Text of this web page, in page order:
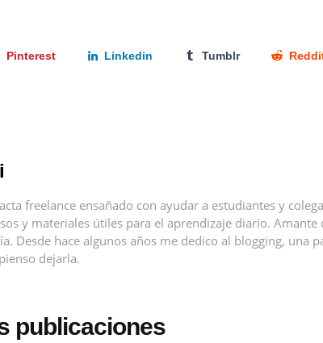
Pinterest Linkedin Tumblr
freelance ensañado con ayudar a estudiantes y
y materiales útiles para el aprendizaje diario. Amante
Desde hace algunos años me dedico al blogging, una
dejarla.
publicaciones